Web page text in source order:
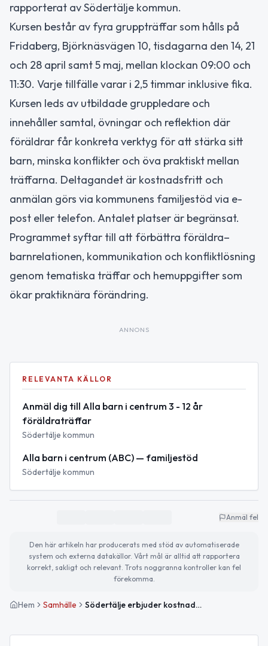
rapporterat av Södertälje kommun.
Kursen består av fyra gruppträffar som hålls på
Fridaberg, Björknäsvägen 10, tisdagarna den 14, 21
och 28 april samt 5 maj, mellan klockan 09:00 och
11:30. Varje tillfälle varar i 2,5 timmar inklusive fika.
Kursen leds av utbildade gruppledare och
innehåller samtal, övningar och reflektion där
föräldrar får konkreta verktyg för att stärka sitt
barn, minska konflikter och öva praktiskt mellan
träffarna. Deltagandet är kostnadsfritt och
anmälan görs via kommunens familjestöd via e-
post eller telefon. Antalet platser är begränsat.
Programmet syftar till att förbättra föräldra–
barnrelationen, kommunikation och konfliktlösning
genom tematiska träffar och hemuppgifter som
ökar praktiknära förändring.
ANNONS
RELEVANTA KÄLLOR
Anmäl dig till Alla barn i centrum 3 - 12 år
föräldraträffar
Södertälje kommun
Alla barn i centrum (ABC) — familjestöd
Södertälje kommun
Anmäl fel
Den här artikeln har producerats med stöd av automatiserade
system och externa datakällor. Vårt mål är alltid att rapportera
korrekt, sakligt och relevant. Trots noggranna kontroller kan fel
förekomma.
Hem Samhälle Södertälje erbjuder kostnadsfri föräldrakurs för barn 3–12 år